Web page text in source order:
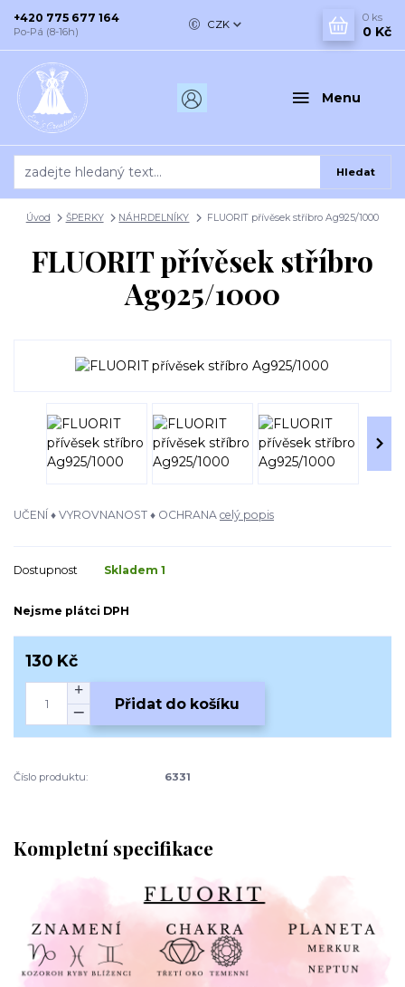
Menu
CZK
Hledat
+420 775 677 164
Po-Pá (8-16h)
0 ks
0 Kč
Úvod ŠPERKY NÁHRDELNÍKY FLUORIT přívěsek stříbro Ag925/1000
FLUORIT přívěsek stříbro
Ag925/1000
UČENÍ ♦ VYROVNANOST ♦ OCHRANA celý popis
Dostupnost Skladem 1
Nejsme plátci DPH
130 Kč
Přidat do košíku
Číslo produktu: 6331
Kompletní specifikace